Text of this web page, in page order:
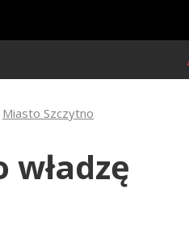
Miasto Szczytno
władzę